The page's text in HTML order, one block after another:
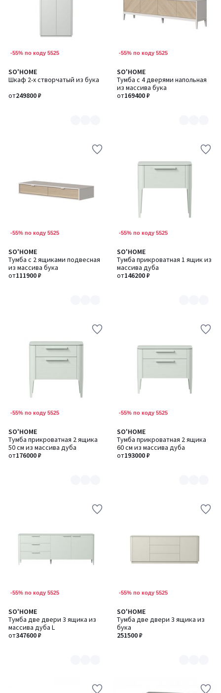
-55% по коду 5525
SO'HOME
Шкаф 2-х створчатый из бука
от249800 ₽
Количество
цветов:
-55% по коду 5525
SO'HOME
Тумба с 4 дверями напольная
из массива бука
от169400 ₽
Количество
цветов:
2
-55% по коду 5525
SO'HOME
Тумба с 2 ящиками подвесная
из массива бука
от111900 ₽
Количество
цветов:
2
-55% по коду 5525
SO'HOME
Тумба прикроватная 1 ящик из
массива дуба
от146200 ₽
Количество
цветов:
8
-55% по коду 5525
SO'HOME
Тумба прикроватная 2 ящика
50 см из массива дуба
от176000 ₽
Количество
цветов:
8
-55% по коду 5525
SO'HOME
Тумба прикроватная 2 ящика
60 см из массива дуба
от193000 ₽
Количество
цветов:
8
-55% по коду 5525
SO'HOME
Тумба две двери 3 ящика из
массива дуба L
от347600 ₽
Количество
цветов:
8
-55% по коду 5525
SO'HOME
Тумба две двери 3 ящика из
бука
251500 ₽
Количество
цветов:
6